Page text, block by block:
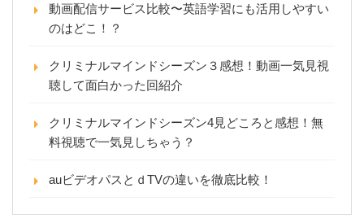
動画配信サービス比較〜英語学習にも活用しやすい
のはどこ！？
クリミナルマインドシーズン３感想！動画一気見視
聴して面白かった回紹介
クリミナルマインドシーズン4見どころと感想！無
料視聴で一気見しちゃう？
auビデオパスとｄTVの違いを徹底比較！